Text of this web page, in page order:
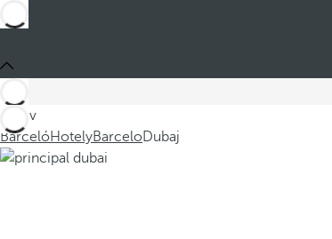
Jste v
BarcelóHotelyBarceloDubaj